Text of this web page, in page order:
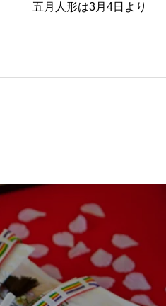
五月人形は3月4日より